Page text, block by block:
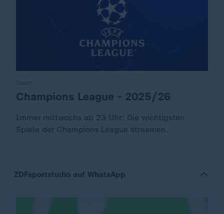
:Champions League - 2025/26
Immer mittwochs ab 23 Uhr: Die wichtigsten
Spiele der Champions League streamen.
ZDFsportstudio auf WhatsApp